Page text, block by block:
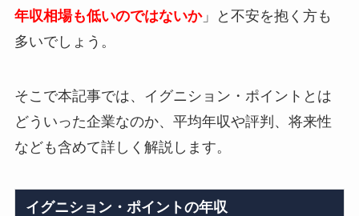
年収相場も低いのではないか」と不安を抱く方も
多いでしょう。
そこで本記事では、イグニション・ポイントとは
どういった企業なのか、平均年収や評判、将来性
なども含めて詳しく解説します。
イグニション・ポイントの年収